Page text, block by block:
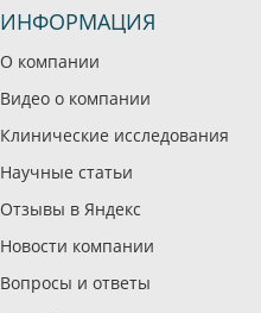
ИНФОРМАЦИЯ
О компании
Видео о компании
Клинические исследования
Научные статьи
Отзывы в Яндекс
Новости компании
Вопросы и ответы